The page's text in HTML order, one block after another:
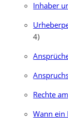
Inhaber
4)
Rechte
Wann